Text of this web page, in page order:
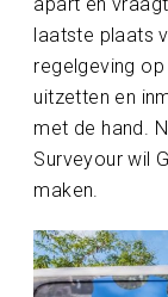
apart en
laatste plaats
regelgeving
uitzetten en
met de hand.
Surveyour wil
maken.